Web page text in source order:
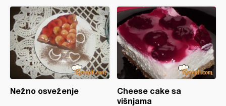
Nežno osveženje
Cheese cake sa
višnjama